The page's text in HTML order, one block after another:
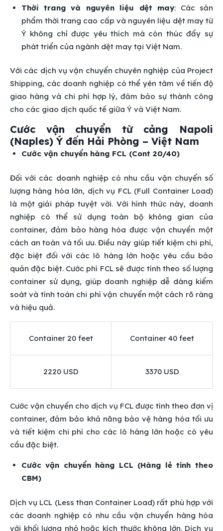
Thời trang và nguyên liệu dệt may: Các sản
phẩm thời trang cao cấp và nguyên liệu dệt may từ
Ý không chỉ được yêu thích mà còn thúc đẩy sự
phát triển của ngành dệt may tại Việt Nam.
Với các dịch vụ vận chuyển chuyên nghiệp của Project
Shipping, các doanh nghiệp có thể yên tâm về tiến độ
giao hàng và chi phí hợp lý, đảm bảo sự thành công
cho các giao dịch quốc tế giữa Ý và Việt Nam.
Cước vận chuyển từ cảng Napoli
(Naples) Ý đến Hải Phòng – Việt Nam
Cước vận chuyển hàng FCL (Cont 20/40)
Đối với các doanh nghiệp có nhu cầu vận chuyển số
lượng hàng hóa lớn, dịch vụ FCL (Full Container Load)
là một giải pháp tuyệt vời. Với hình thức này, doanh
nghiệp có thể sử dụng toàn bộ không gian của
container, đảm bảo hàng hóa được vận chuyển một
cách an toàn và tối ưu. Điều này giúp tiết kiệm chi phí,
đặc biệt đối với các lô hàng lớn hoặc yêu cầu bảo
quản đặc biệt. Cước phí FCL sẽ được tính theo số lượng
container sử dụng, giúp doanh nghiệp dễ dàng kiểm
soát và tính toán chi phí vận chuyển một cách rõ ràng
và hiệu quả.
Container 20 feet Container 40 feet
2220 USD 3370 USD
Cước vận chuyển cho dịch vụ FCL được tính theo đơn vị
container, đảm bảo khả năng bảo vệ hàng hóa tối ưu
và tiết kiệm chi phí cho các lô hàng lớn hoặc có yêu
cầu đặc biệt.
Cước vận chuyển hàng LCL (Hàng lẻ tính theo
CBM)
Dịch vụ LCL (Less than Container Load) rất phù hợp với
các doanh nghiệp có nhu cầu vận chuyển hàng hóa
với khối lượng nhỏ hoặc kích thước không lớn. Dịch vụ